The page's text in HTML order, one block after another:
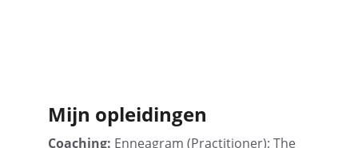
Coaching: Enneagram (Practitioner); The
Mijn opleidingen